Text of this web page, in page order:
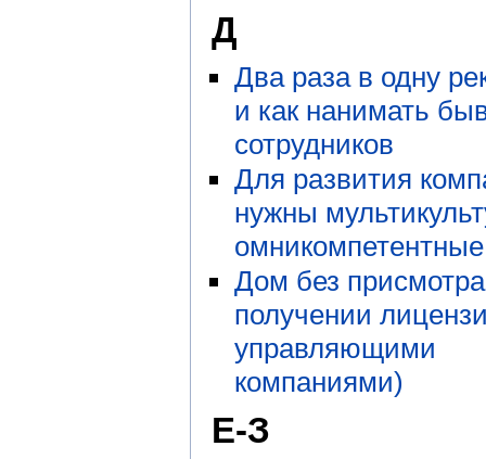
Д
Два раза в одну
и как нанимать
сотрудников
Для развития
нужны
Дом без
получении
управляющими
компаниями)
Е-З